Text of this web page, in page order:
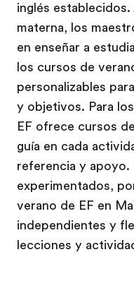
inglés establecidos.
materna, los
en enseñar a
los cursos de
personalizables
y objetivos. Para
EF ofrece cursos
guía en cada
referencia y apoyo.
experimentados,
verano de EF en
independientes y
lecciones y